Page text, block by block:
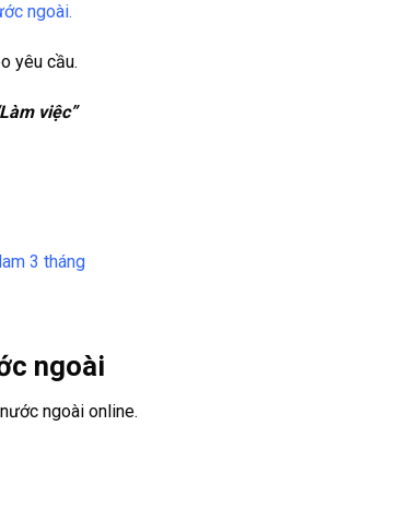
ngoài.
yêu cầu.
việc”
3 tháng
ngoài
ngoài online.